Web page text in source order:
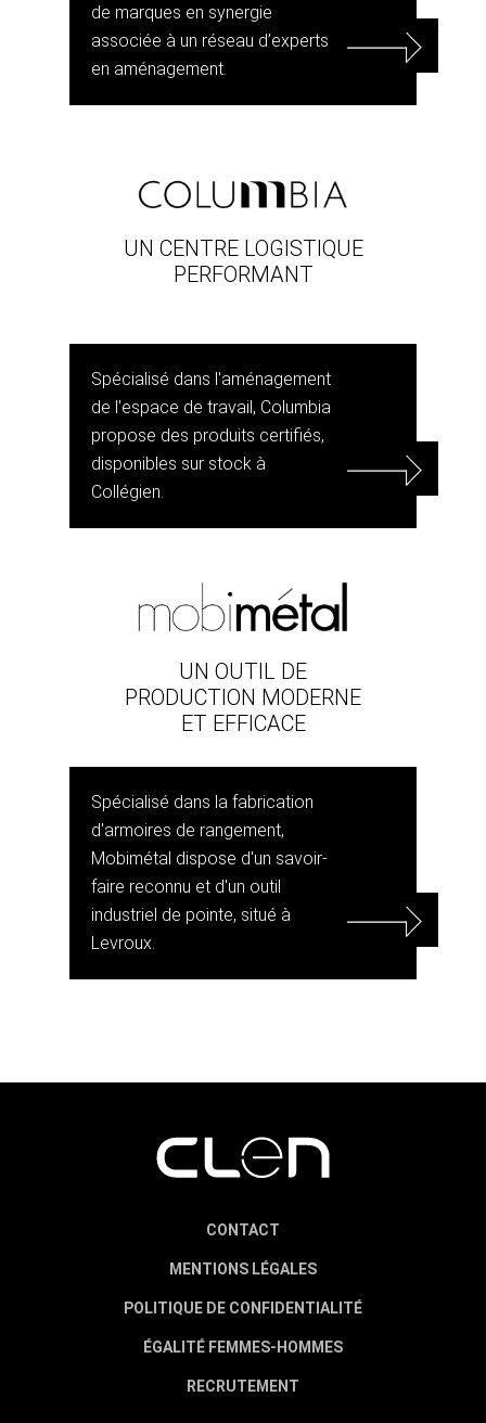
de marques en synergie
associée à un réseau d’experts
en aménagement.
UN CENTRE LOGISTIQUE
PERFORMANT
Spécialisé dans l'aménagement
de l'espace de travail, Columbia
propose des produits certifiés,
disponibles sur stock à
Collégien.
UN OUTIL DE
PRODUCTION MODERNE
ET EFFICACE
Spécialisé dans la fabrication
d'armoires de rangement,
Mobimétal dispose d'un savoir-
faire reconnu et d'un outil
industriel de pointe, situé à
Levroux.
CONTACT
MENTIONS LÉGALES
POLITIQUE DE CONFIDENTIALITÉ
ÉGALITÉ FEMMES-HOMMES
RECRUTEMENT